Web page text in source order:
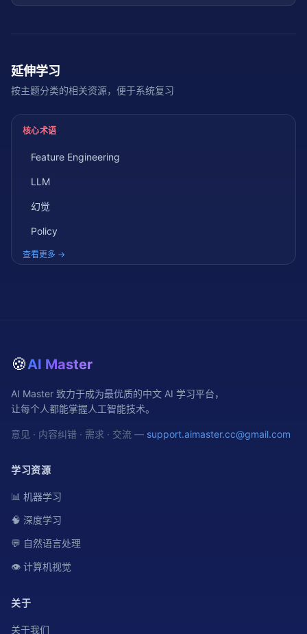
延伸学习
按主题分类的相关资源，便于系统复习
核心术语
Feature Engineering
LLM
幻觉
Policy
查看更多 →
🍪AI Master
AI Master 致力于成为最优质的中文 AI 学习平台，
让每个人都能掌握人工智能技术。
意见 · 内容纠错 · 需求 · 交流 — support.aimaster.cc@gmail.com
学习资源
📊 机器学习
🧠 深度学习
💬 自然语言处理
👁️ 计算机视觉
关于
关于我们